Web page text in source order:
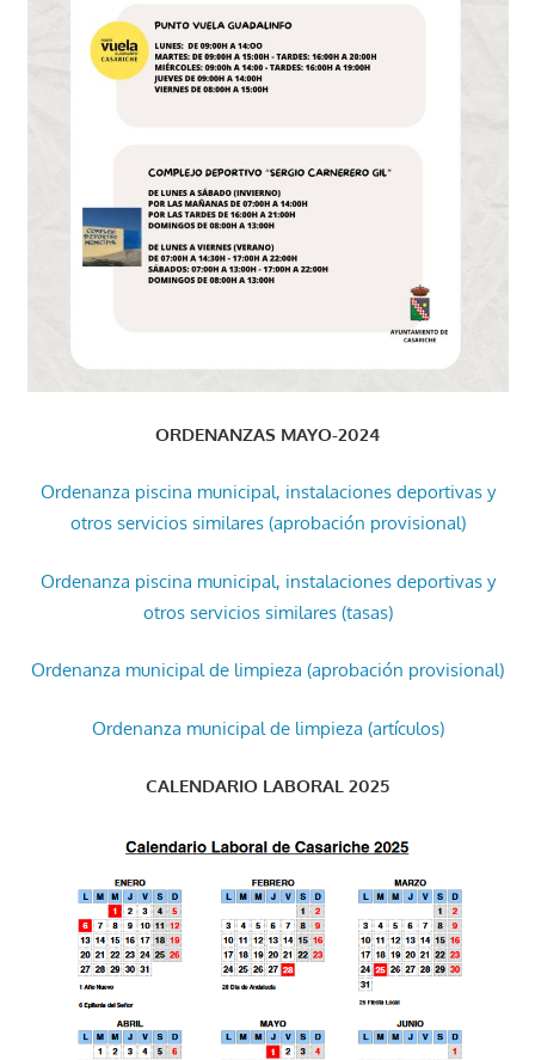
ORDENANZAS MAYO-2024
Ordenanza piscina municipal, instalaciones deportivas y
otros servicios similares (aprobación provisional)
Ordenanza piscina municipal, instalaciones deportivas y
otros servicios similares (tasas)
Ordenanza municipal de limpieza (aprobación provisional)
Ordenanza municipal de limpieza (artículos)
CALENDARIO LABORAL 2025